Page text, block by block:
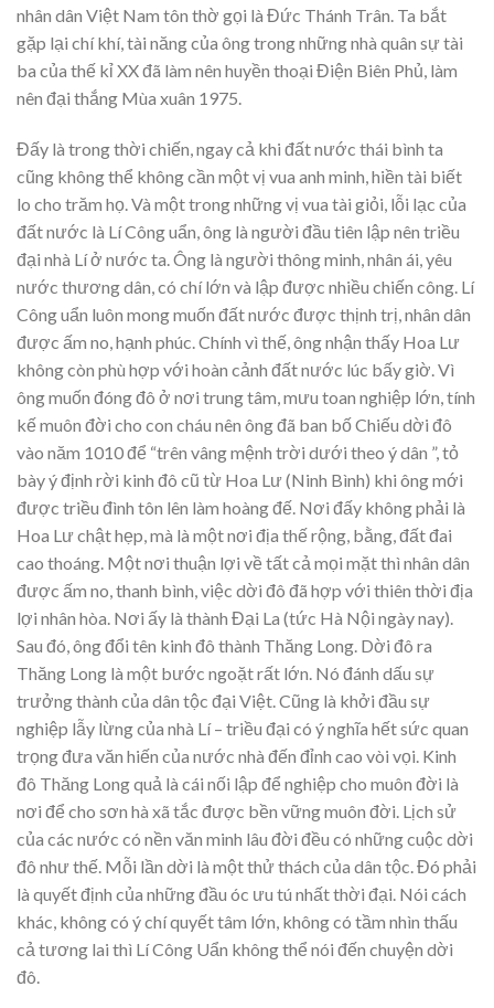
nhân dân Việt Nam tôn thờ gọi là Đức Thánh Trân. Ta bắt
gặp lại chí khí, tài năng của ông trong những nhà quân sự tài
ba của thế kỉ XX đã làm nên huyền thoại Điện Biên Phủ, làm
nên đại thắng Mùa xuân 1975.
Đấy là trong thời chiến, ngay cả khi đất nước thái bình ta
cũng không thể không cần một vị vua anh minh, hiền tài biết
lo cho trăm họ. Và một trong những vị vua tài giỏi, lỗi lạc của
đất nước là Lí Công uẩn, ông là người đầu tiên lập nên triều
đại nhà Lí ở nước ta. Ông là người thông minh, nhân ái, yêu
nước thương dân, có chí lớn và lập được nhiều chiến công. Lí
Công uẩn luôn mong muốn đất nước được thịnh trị, nhân dân
được ấm no, hạnh phúc. Chính vì thế, ông nhận thấy Hoa Lư
không còn phù hợp với hoàn cảnh đất nước lúc bấy giờ. Vì
ông muốn đóng đô ở nơi trung tâm, mưu toan nghiệp lớn, tính
kế muôn đời cho con cháu nên ông đã ban bố Chiếu dời đô
vào năm 1010 để “trên vâng mệnh trời dưới theo ý dân ”, tỏ
bày ý định rời kinh đô cũ từ Hoa Lư (Ninh Bình) khi ông mới
được triều đình tôn lên làm hoàng đế. Nơi đấy không phải là
Hoa Lư chật hẹp, mà là một nơi địa thế rộng, bằng, đất đai
cao thoáng. Một nơi thuận lợi về tất cả mọi mặt thì nhân dân
được ấm no, thanh bình, việc dời đô đã hợp với thiên thời địa
lợi nhân hòa. Nơi ấy là thành Đại La (tức Hà Nội ngày nay).
Sau đó, ông đổi tên kinh đô thành Thăng Long. Dời đô ra
Thăng Long là một bước ngoặt rất lớn. Nó đánh dấu sự
trưởng thành của dân tộc đại Việt. Cũng là khởi đầu sự
nghiệp lẫy lừng của nhà Lí – triều đại có ý nghĩa hết sức quan
trọng đưa văn hiến của nước nhà đến đỉnh cao vòi vọi. Kinh
đô Thăng Long quả là cái nối lập để nghiệp cho muôn đời là
nơi để cho sơn hà xã tắc được bền vững muôn đời. Lịch sử
của các nước có nền văn minh lâu đời đều có những cuộc dời
đô như thế. Mỗi lần dời là một thử thách của dân tộc. Đó phải
là quyết định của những đầu óc ưu tú nhất thời đại. Nói cách
khác, không có ý chí quyết tâm lớn, không có tầm nhìn thấu
cả tương lai thì Lí Công Uẩn không thể nói đến chuyện dời
đô.